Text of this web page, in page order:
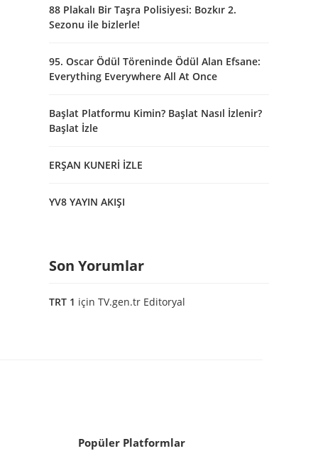
88 Plakalı Bir Taşra Polisiyesi: Bozkır 2.
Sezonu ile bizlerle!
95. Oscar Ödül Töreninde Ödül Alan Efsane:
Everything Everywhere All At Once
Başlat Platformu Kimin? Başlat Nasıl İzlenir?
Başlat İzle
ERŞAN KUNERİ İZLE
YV8 YAYIN AKIŞI
Son Yorumlar
TRT 1 için TV.gen.tr Editoryal
Popüler Platformlar